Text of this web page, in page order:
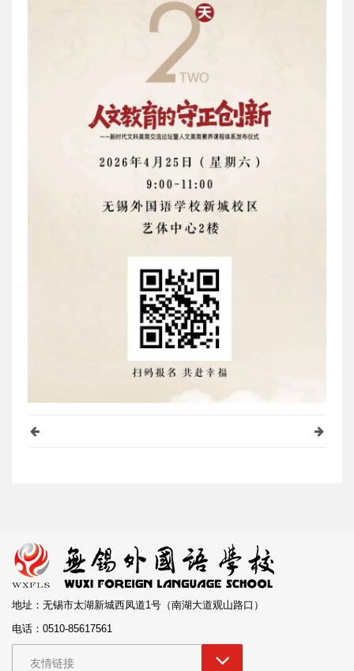
地址：无锡市太湖新城西凤道1号（南湖大道观山路口）
电话：0510-85617561
友情链接